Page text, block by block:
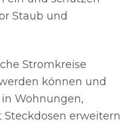
Staub und
Stromkreise
können und
Wohnungen,
erweitern